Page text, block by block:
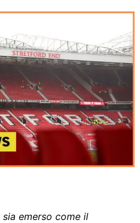
sia emerso come il